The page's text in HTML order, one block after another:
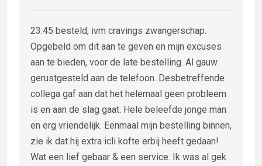
23:45 besteld, ivm cravings zwangerschap.
Opgebeld om dit aan te geven en mijn excuses
aan te bieden, voor de late bestelling. Al gauw
gerustgesteld aan de telefoon. Desbetreffende
collega gaf aan dat het helemaal geen probleem
is en aan de slag gaat. Hele beleefde jonge man
en erg vriendelijk. Eenmaal mijn bestelling binnen,
zie ik dat hij extra icli kofte erbij heeft gedaan!
Wat een lief gebaar & een service. Ik was al gek